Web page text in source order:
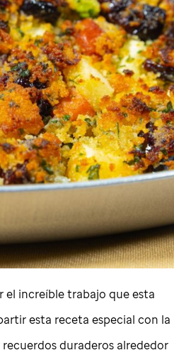
increíble trabajo que esta
esta receta especial con la
duraderos alrededor